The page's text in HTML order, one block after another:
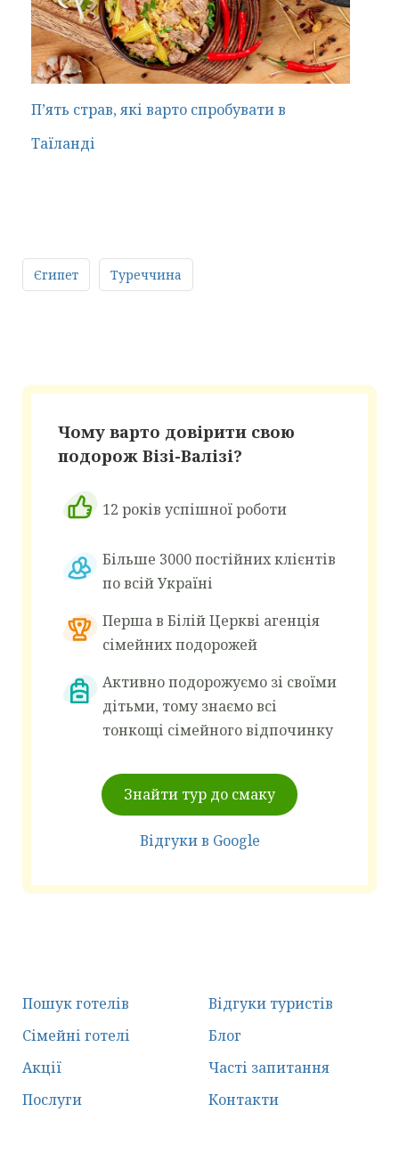
П’ять страв, які варто спробувати в
Таїланді
Єгипет Туреччина
Чому варто довірити свою
подорож Візі-Валізі?
12 років успішної роботи
Більше 3000 постійних клієнтів
по всій Україні
Перша в Білій Церкві агенція
сімейних подорожей
Активно подорожуємо зі своїми
дітьми, тому знаємо всі
тонкощі сімейного відпочинку
Знайти тур до смаку
Відгуки в Google
Пошук готелів
Сімейні готелі
Акції
Послуги
Відгуки туристів
Блог
Часті запитання
Контакти